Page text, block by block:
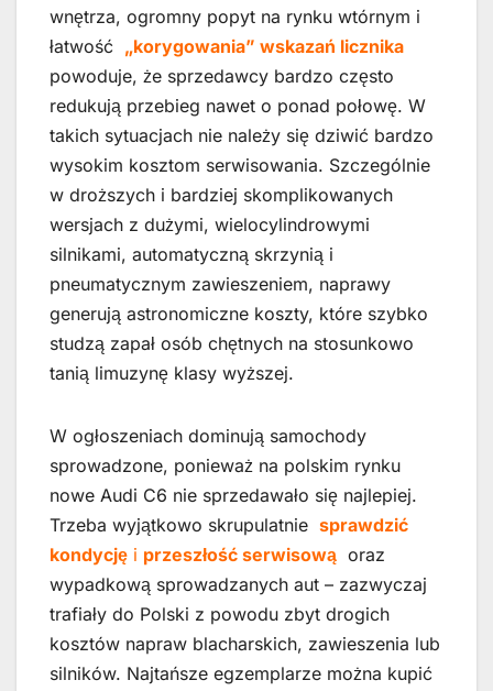
wnętrza, ogromny popyt na rynku wtórnym i
łatwość „korygowania” wskazań licznika
powoduje, że sprzedawcy bardzo często
redukują przebieg nawet o ponad połowę. W
takich sytuacjach nie należy się dziwić bardzo
wysokim kosztom serwisowania. Szczególnie
w droższych i bardziej skomplikowanych
wersjach z dużymi, wielocylindrowymi
silnikami, automatyczną skrzynią i
pneumatycznym zawieszeniem, naprawy
generują astronomiczne koszty, które szybko
studzą zapał osób chętnych na stosunkowo
tanią limuzynę klasy wyższej.
W ogłoszeniach dominują samochody
sprowadzone, ponieważ na polskim rynku
nowe Audi C6 nie sprzedawało się najlepiej.
Trzeba wyjątkowo skrupulatnie sprawdzić
kondycję i przeszłość serwisową oraz
wypadkową sprowadzanych aut – zazwyczaj
trafiały do Polski z powodu zbyt drogich
kosztów napraw blacharskich, zawieszenia lub
silników. Najtańsze egzemplarze można kupić